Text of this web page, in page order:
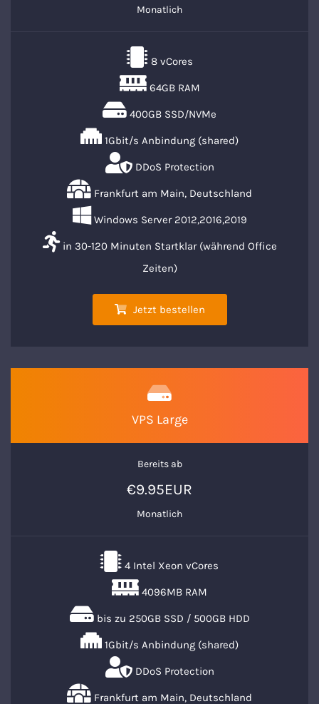
Monatlich
8 vCores
64GB RAM
400GB SSD/NVMe
1Gbit/s Anbindung (shared)
DDoS Protection
Frankfurt am Main, Deutschland
Windows Server 2012,2016,2019
in 30-120 Minuten Startklar (während Office
Zeiten)
Jetzt bestellen
VPS Large
Bereits ab
€9.95EUR
Monatlich
4 Intel Xeon vCores
4096MB RAM
bis zu 250GB SSD / 500GB HDD
1Gbit/s Anbindung (shared)
DDoS Protection
Frankfurt am Main, Deutschland